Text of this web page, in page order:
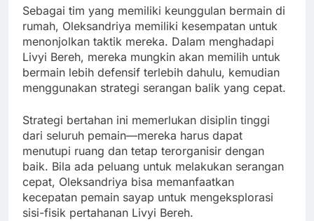
Sebagai tim yang memiliki keunggulan bermain di
rumah, Oleksandriya memiliki kesempatan untuk
menonjolkan taktik mereka. Dalam menghadapi
Livyi Bereh, mereka mungkin akan memilih untuk
bermain lebih defensif terlebih dahulu, kemudian
menggunakan strategi serangan balik yang cepat.
Strategi bertahan ini memerlukan disiplin tinggi
dari seluruh pemain—mereka harus dapat
menutupi ruang dan tetap terorganisir dengan
baik. Bila ada peluang untuk melakukan serangan
cepat, Oleksandriya bisa memanfaatkan
kecepatan pemain sayap untuk mengeksplorasi
sisi-fisik pertahanan Livyi Bereh.